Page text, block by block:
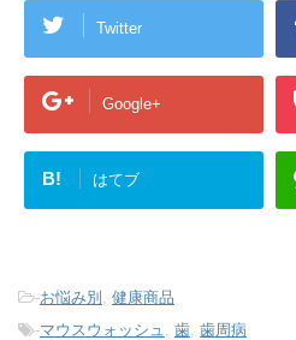
Twitter
Google+
B! はてブ
-お悩み別 健康商品
-マウスウォッシュ 歯 歯周病